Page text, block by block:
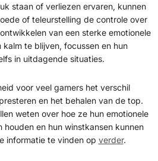
staan of verliezen ervaren, kunnen
of teleurstelling de controle over
van een sterke emotionele
te blijven, focussen en hun
in uitdagende situaties.
voor veel gamers het verschil
en het behalen van de top.
weten over hoe ze hun emotionele
en hun winstkansen kunnen
informatie te vinden op verder.